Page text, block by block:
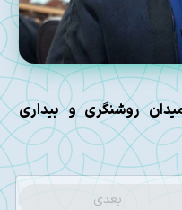
روشنگری و بیداری
بعدی